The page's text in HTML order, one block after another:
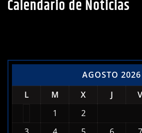
Calendario de Noticias
AGOSTO 2026
L
M X J V
1
2